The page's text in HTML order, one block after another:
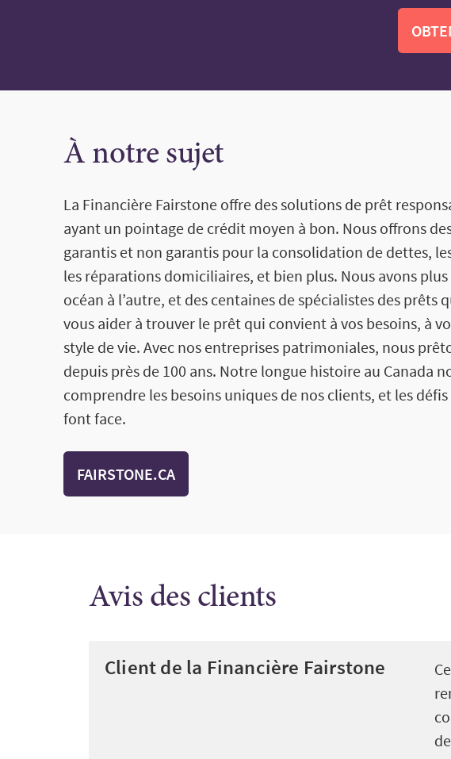
À notre sujet
La Financière Fairstone offre des solutions de prêt
ayant un pointage de crédit moyen à bon. Nous offrons
garantis et non garantis pour la consolidation de dettes,
les réparations domiciliaires, et bien plus. Nous avons plus
océan à l’autre, et des centaines de spécialistes des prêts
vous aider à trouver le prêt qui convient à vos besoins, à
style de vie. Avec nos entreprises patrimoniales, nous
depuis près de 100 ans. Notre longue histoire au Canada
comprendre les besoins uniques de nos clients, et les
font face.
FAIRSTONE.CA
Avis des clients
Client de la Financière Fairstone